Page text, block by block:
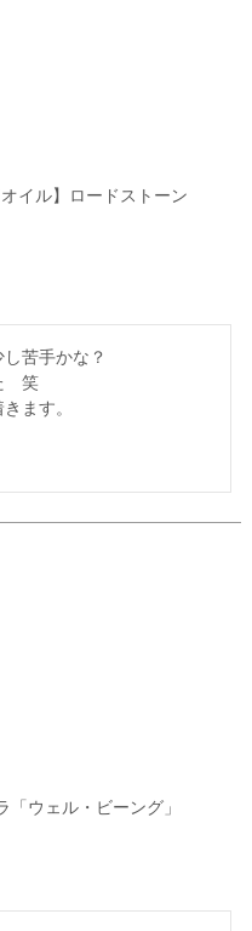
イル】ロードストーン
苦手かな？
　笑
ます。
ウェル・ビーング」